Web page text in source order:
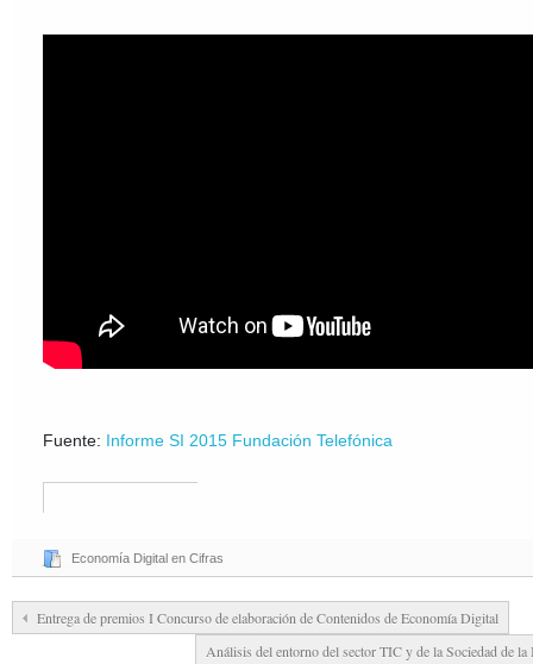
Fuente: Informe SI 2015 Fundación Telefónica
Economía Digital en Cifras
Entrega de premios I Concurso de elaboración de Contenidos de Economía Digital
Análisis del entorno del sector TIC y de la Sociedad de